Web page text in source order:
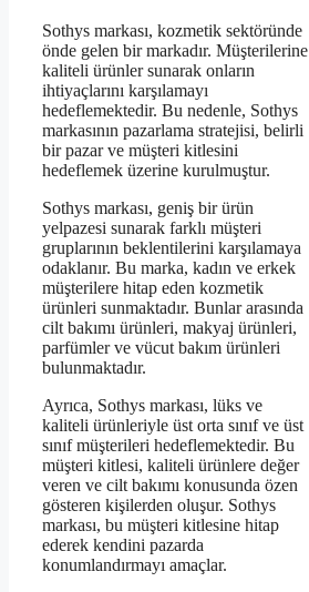
Sothys markası, kozmetik sektöründe
önde gelen bir markadır. Müşterilerine
kaliteli ürünler sunarak onların
ihtiyaçlarını karşılamayı
hedeflemektedir. Bu nedenle, Sothys
markasının pazarlama stratejisi, belirli
bir pazar ve müşteri kitlesini
hedeflemek üzerine kurulmuştur.
Sothys markası, geniş bir ürün
yelpazesi sunarak farklı müşteri
gruplarının beklentilerini karşılamaya
odaklanır. Bu marka, kadın ve erkek
müşterilere hitap eden kozmetik
ürünleri sunmaktadır. Bunlar arasında
cilt bakımı ürünleri, makyaj ürünleri,
parfümler ve vücut bakım ürünleri
bulunmaktadır.
Ayrıca, Sothys markası, lüks ve
kaliteli ürünleriyle üst orta sınıf ve üst
sınıf müşterileri hedeflemektedir. Bu
müşteri kitlesi, kaliteli ürünlere değer
veren ve cilt bakımı konusunda özen
gösteren kişilerden oluşur. Sothys
markası, bu müşteri kitlesine hitap
ederek kendini pazarda
konumlandırmayı amaçlar.